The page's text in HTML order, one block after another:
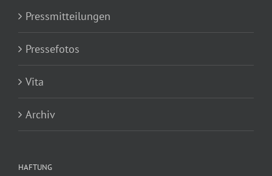
Pressmitteilungen
Pressefotos
Vita
Archiv
HAFTUNG